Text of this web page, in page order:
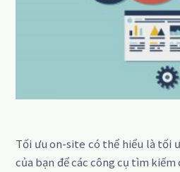
Tối ưu on-site có thể hiểu là tối
của bạn để các công cụ tìm kiếm